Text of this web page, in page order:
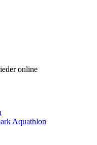
online
Aquathlon